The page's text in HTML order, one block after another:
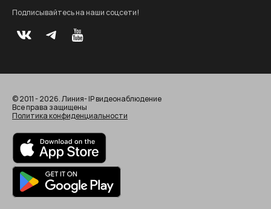
Подписывайтесь на наши соцсети!
© 2011 - 2026. Линия- IP видеонаблюдение
Все права защищены
Политика конфиденциальности